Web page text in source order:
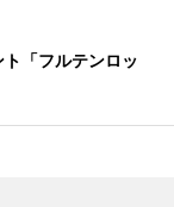
「フルテンロッ